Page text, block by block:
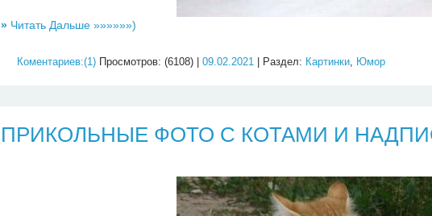
» Читать Дальше »»»»»»)
Коментариев:(1) Просмотров: (6108) |09.02.2021 | Раздел: Картинки Юмор
ПРИКОЛЬНЫЕ ФОТО С КОТАМИ И